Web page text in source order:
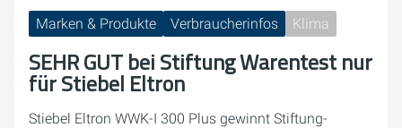
Marken & Produkte Verbraucherinfos Klima
SEHR GUT bei Stiftung Warentest nur
für Stiebel Eltron
Stiebel Eltron WWK-I 300 Plus gewinnt Stiftung-